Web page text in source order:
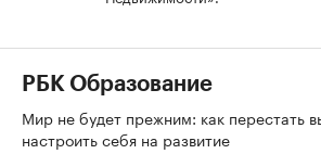
РБК Образование
Мир не будет прежним: как перестать
настроить себя на развитие